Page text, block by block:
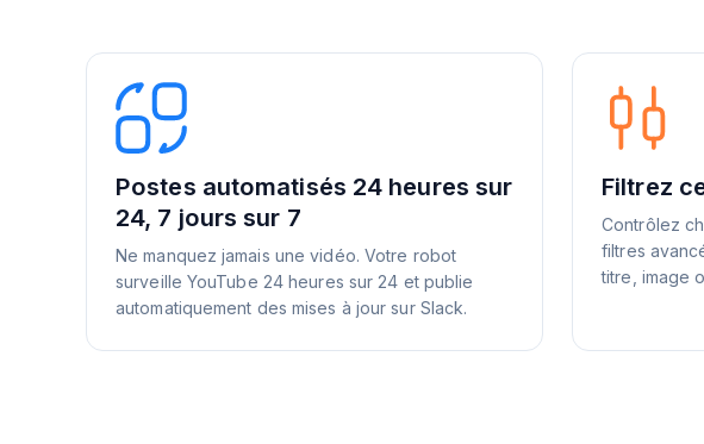
Postes automatisés 24 heures sur
24, 7 jours sur 7
Ne manquez jamais une vidéo. Votre robot
surveille YouTube 24 heures sur 24 et publie
automatiquement des mises à jour sur Slack.
Filtrez
Contrôlez
filtres
titre, image